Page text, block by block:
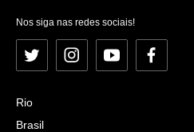
Nos siga nas redes sociais!
Twitter InstagramYouTubeFacebook
Rio
Brasil